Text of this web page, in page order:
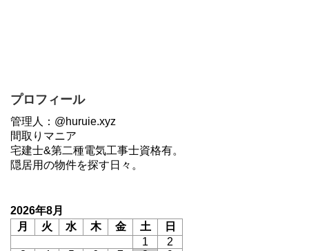
プロフィール
管理人：@huruie.xyz
間取りマニア
宅建士&第二種電気工事士資格有。
隠居用の物件を探す日々。
2026年8月
月
火 水 木 金 土
日
1
2